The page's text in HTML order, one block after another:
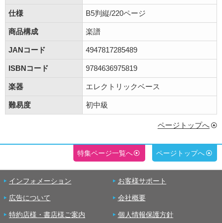
仕様 B5判縦/220ページ
商品構成 楽譜
JANコード 4947817285489
ISBNコード 9784636975819
楽器 エレクトリックベース
難易度 初中級
ページトップへ
特集ページ一覧へ ページトップへ
インフォメーション お客様サポート
広告について 会社概要
特約店様・書店様ご案内 個人情報保護方針